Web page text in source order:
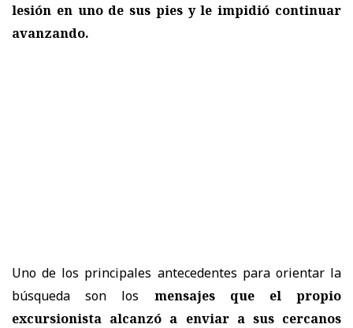
lesión en uno de sus pies y le impidió continuar
avanzando.
Uno de los principales antecedentes para orientar la
búsqueda son los mensajes que el propio
excursionista alcanzó a enviar a sus cercanos